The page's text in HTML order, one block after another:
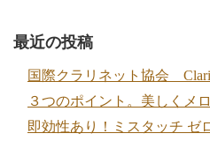
最近の投稿
国際クラリネット協会
３つのポイント。美しくメ
即効性あり！ミスタッチ ゼ